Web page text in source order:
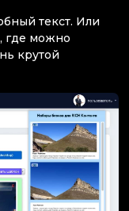
текст. Или
где можно
крутой